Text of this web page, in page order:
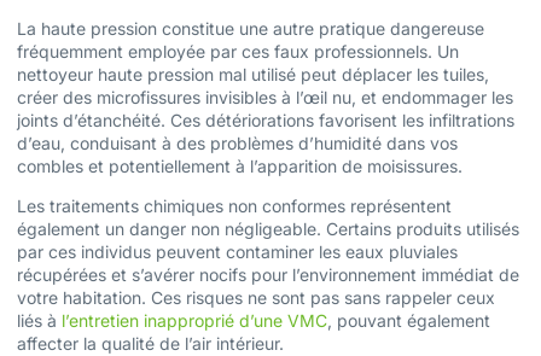
La haute pression constitue une autre pratique dangereuse
fréquemment employée par ces faux professionnels. Un
nettoyeur haute pression mal utilisé peut déplacer les tuiles,
créer des microfissures invisibles à l’œil nu, et endommager les
joints d’étanchéité. Ces détériorations favorisent les infiltrations
d’eau, conduisant à des problèmes d’humidité dans vos
combles et potentiellement à l’apparition de moisissures.
Les traitements chimiques non conformes représentent
également un danger non négligeable. Certains produits utilisés
par ces individus peuvent contaminer les eaux pluviales
récupérées et s’avérer nocifs pour l’environnement immédiat de
votre habitation. Ces risques ne sont pas sans rappeler ceux
liés à l’entretien inapproprié d’une VMC, pouvant également
affecter la qualité de l’air intérieur.